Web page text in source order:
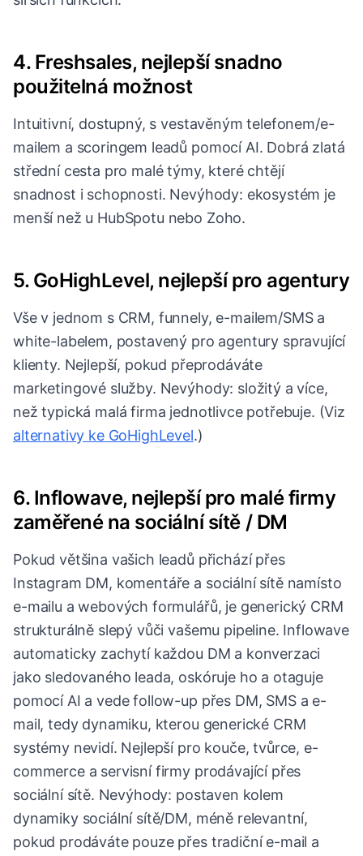
4. Freshsales, nejlepší snadno
použitelná možnost
Intuitivní, dostupný, s vestavěným telefonem/e-
mailem a scoringem leadů pomocí AI. Dobrá zlatá
střední cesta pro malé týmy, které chtějí
snadnost i schopnosti. Nevýhody: ekosystém je
menší než u HubSpotu nebo Zoho.
5. GoHighLevel, nejlepší pro agentury
Vše v jednom s CRM, funnely, e-mailem/SMS a
white-labelem, postavený pro agentury spravující
klienty. Nejlepší, pokud přeprodáváte
marketingové služby. Nevýhody: složitý a více,
než typická malá firma jednotlivce potřebuje. (Viz
alternativy ke GoHighLevel.)
6. Inflowave, nejlepší pro malé firmy
zaměřené na sociální sítě / DM
Pokud většina vašich leadů přichází přes
Instagram DM, komentáře a sociální sítě namísto
e-mailu a webových formulářů, je generický CRM
strukturálně slepý vůči vašemu pipeline. Inflowave
automaticky zachytí každou DM a konverzaci
jako sledovaného leada, oskóruje ho a otaguje
pomocí AI a vede follow-up přes DM, SMS a e-
mail, tedy dynamiku, kterou generické CRM
systémy nevidí. Nejlepší pro kouče, tvůrce, e-
commerce a servisní firmy prodávající přes
sociální sítě. Nevýhody: postaven kolem
dynamiky sociální sítě/DM, méně relevantní,
pokud prodáváte pouze přes tradiční e-mail a